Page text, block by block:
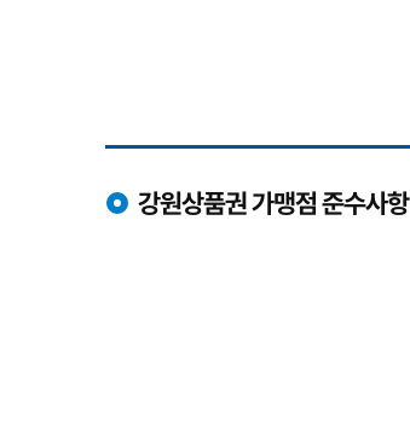
강원상품권 가맹점 준수사항